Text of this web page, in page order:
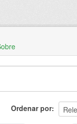
Ordenar por